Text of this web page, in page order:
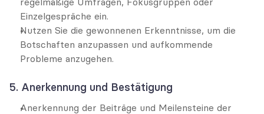
Einzelgespräche ein.
Nutzen Sie die gewonnenen Erkenntnisse, um die
Botschaften anzupassen und aufkommende
Probleme anzugehen.
5. Anerkennung und Bestätigung
Anerkennung der Beiträge und Meilensteine der